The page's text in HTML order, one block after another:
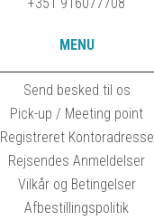
MENU
Send besked til os
Pick-up / Meeting point
Registreret Kontoradresse
Rejsendes Anmeldelser
Vilkår og Betingelser
Afbestillingspolitik